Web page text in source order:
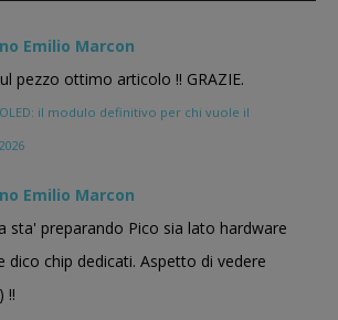
Emilio Marcon
pezzo ottimo articolo !! GRAZIE.
il modulo definitivo per chi vuole il
Emilio Marcon
sta' preparando Pico sia lato hardware
dico chip dedicati. Aspetto di vedere
!!